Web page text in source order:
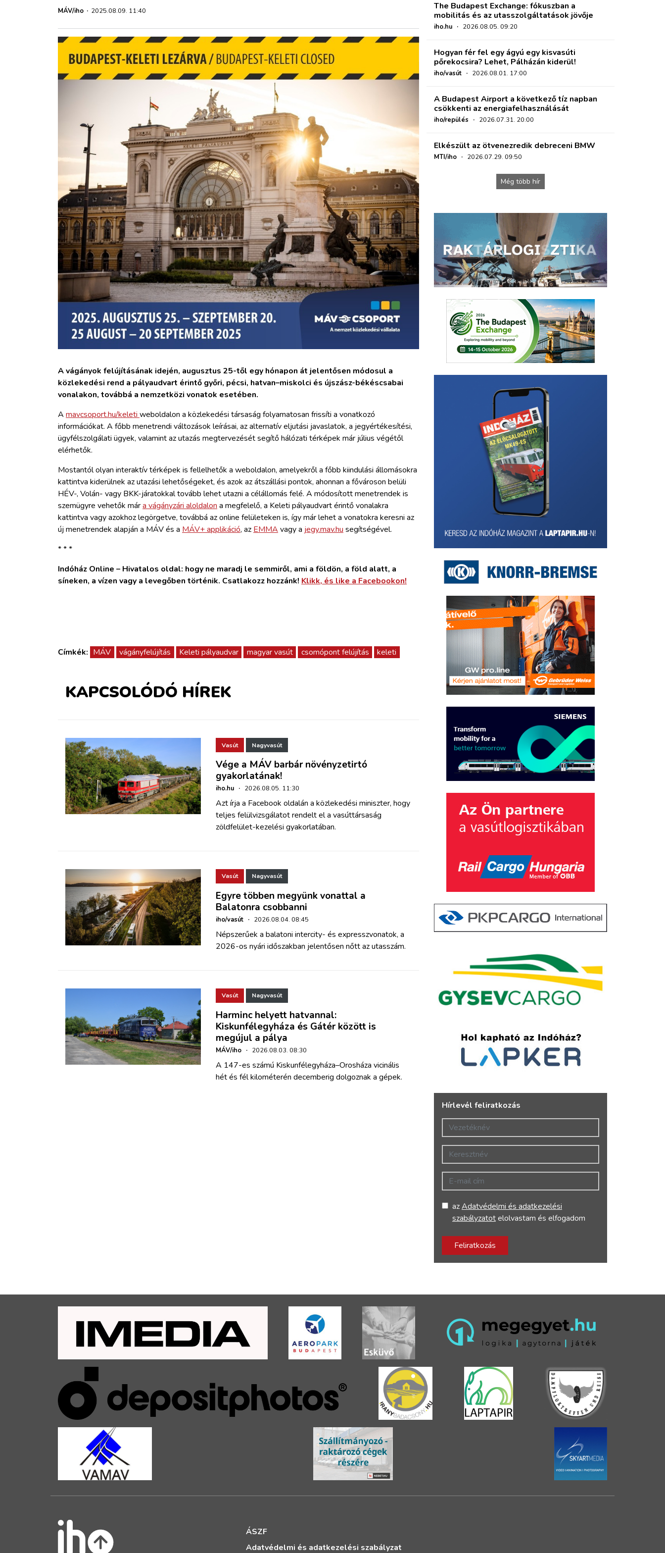
HAJÓZÁS
REGISZTRÁCIÓ
MÁV/iho · 2025.08.09. 11:40
A vágányok felújításának idején, augusztus 25-től egy hónapon át jelentősen módosul a
közlekedési rend a pályaudvart érintő győri, pécsi, hatvan–miskolci és újszász-békéscsabai
vonalakon, továbbá a nemzetközi vonatok esetében.
A mavcsoport.hu/keleti weboldalon a közlekedési társaság folyamatosan frissíti a vonatkozó
információkat. A főbb menetrendi változások leírásai, az alternatív eljutási javaslatok, a jegyértékesítési,
ügyfélszolgálati ügyek, valamint az utazás megtervezését segítő hálózati térképek már július végétől
elérhetők.
Mostantól olyan interaktív térképek is fellelhetők a weboldalon, amelyekről a főbb kiindulási állomásokra
kattintva kiderülnek az utazási lehetőségeket, és azok az átszállási pontok, ahonnan a fővároson belüli
HÉV-, Volán- vagy BKK-járatokkal tovább lehet utazni a célállomás felé. A módosított menetrendek is
szemügyre vehetők mára vágányzári aloldalon a megfelelő, a Keleti pályaudvart érintő vonalakra
kattintva vagy azokhoz legörgetve, továbbá az online felületeken is, így már lehet a vonatokra keresni az
új menetrendek alapján a MÁV és a MÁV+ applikáció, az EMMA vagy a jegy.mav.hu segítségével.
* * *
Indóház Online – Hivatalos oldal: hogy ne maradj le semmiről, ami a földön, a föld alatt, a
síneken, a vízen vagy a levegőben történik. Csatlakozz hozzánk! Klikk, és like a Facebookon!
Címkék: MÁV vágányfelújítás Keleti pályaudvar magyar vasút csomópont felújítás keleti
KAPCSOLÓDÓ HÍREK
Vasút Nagyvasút
Vége a MÁV barbár növényzetirtó
gyakorlatának!
iho.hu · 2026.08.05. 11:30
Azt írja a Facebook oldalán a közlekedési miniszter, hogy
teljes felülvizsgálatot rendelt el a vasúttársaság
zöldfelület-kezelési gyakorlatában.
Vasút Nagyvasút
Egyre többen megyünk vonattal a
Balatonra csobbanni
iho/vasút · 2026.08.04. 08:45
Népszerűek a balatoni intercity- és expresszvonatok, a
2026-os nyári időszakban jelentősen nőtt az utasszám.
Vasút Nagyvasút
Harminc helyett hatvannal:
Kiskunfélegyháza és Gátér között is
megújul a pálya
MÁV/iho · 2026.08.03. 08:30
A 147-es számú Kiskunfélegyháza–Orosháza vicinális
hét és fél kilométerén decemberig dolgoznak a gépek.
The Budapest Exchange: fókuszban a
mobilitás és az utasszolgáltatások jövője
iho.hu · 2026.08.05. 09:20
Hogyan fér fel egy ágyú egy kisvasúti
pőrekocsira? Lehet, Pálházán kiderül!
iho/vasút · 2026.08.01. 17:00
A Budapest Airport a következő tíz napban
csökkenti az energiafelhasználását
iho/repülés · 2026.07.31. 20:00
Elkészült az ötvenezredik debreceni BMW
MTI/iho · 2026.07.29. 09:50
Még több hír
Hírlevél feliratkozás
Vezetéknév
Keresztnév
E-mail cím
azAdatvédelmi és adatkezelési
szabályzatotelolvastam és elfogadom
Feliratkozás
ÁSZF
Adatvédelmi és adatkezelési szabályzat